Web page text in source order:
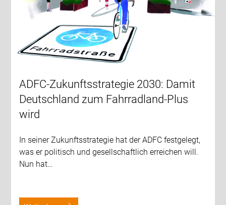
ADFC-Zukunftsstrategie 2030: Damit
Deutschland zum Fahrradland-Plus
wird
In seiner Zukunftsstrategie hat der ADFC festgelegt,
was er politisch und gesellschaftlich erreichen will.
Nun hat…